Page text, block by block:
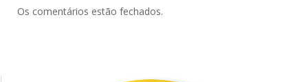
Os comentários estão fechados.